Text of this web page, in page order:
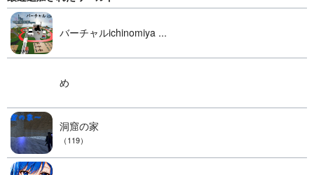
バーチャルichinomiya ...
め
洞窟の家
（119）